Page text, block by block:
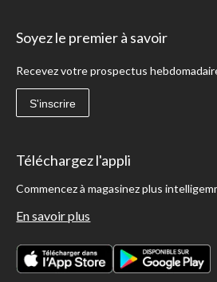
Soyez le premier à savoir
Recevez votre prospectus
S'inscrire
Téléchargez l'appli
Commencez à magasinez plus
En savoir plus